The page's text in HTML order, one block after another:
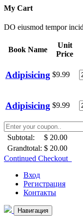
My Cart
DO eiusmod tempor
Book Name
Unit
Price
Adipisicing $9.99
Adipisicing $9.99
Subtotal:
$ 20.00
Grandtotal: $ 20.00
Continued Checkout
Вход
Регистрация
Контакты
Навигация